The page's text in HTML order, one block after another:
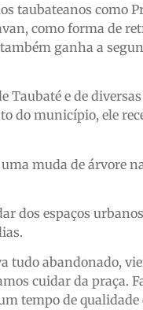
taubateanos como
como forma de
ganha a
Taubaté e de
do município, ele
muda de árvore
dos espaços
tudo abandonado,
cuidar da praça.
tempo de qualidade